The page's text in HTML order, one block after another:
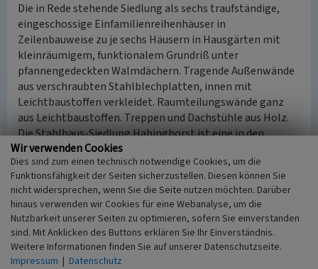
Die in Rede stehende Siedlung als sechs traufständige,
eingeschossige Einfamilienreihenhäuser in
Zeilenbauweise zu je sechs Häusern in Hausgärten mit
kleinräumigem, funktionalem Grundriß unter
pfannengedeckten Walmdächern. Tragende Außenwände
aus verschraubten Stahlblechplatten, innen mit
Leichtbaustoffen verkleidet. Raumteilungswände ganz
aus Leichtbaustoffen. Treppen und Dachstühle aus Holz.
Die Stahlhaus-Siedlung Habinghorst ist eine in den
Zwanziger Jahren gleichzeitig mit Massivbauten
errichtete Wohnraumalternative, deren Nutzung auf die
Modernität und Experimentierfreudigkeit der
Bauverwaltung der Stadt Castrop-Rauxel und der
Westfälischen Heimstätten Gesellschaft schließen läßt,
denn die Stahlbauweise war erst 1925 - 1927 entwickelt
worden. Nicht denkmalwert die nach Kriegszerstörung
erneuerten Stahlhäuser An der Heide 3 und 5. Das
Wir verwenden Cookies
Dies sind zum einen technisch notwendige Cookies, um die
Funktionsfähigkeit der Seiten sicherzustellen. Diesen können Sie
nicht widersprechen, wenn Sie die Seite nutzen möchten. Darüber
hinaus verwenden wir Cookies für eine Webanalyse, um die
Nutzbarkeit unserer Seiten zu optimieren, sofern Sie einverstanden
sind. Mit Anklicken des Buttons erklären Sie Ihr Einverständnis.
Weitere Informationen finden Sie auf unserer Datenschutzseite.
Impressum | Datenschutz